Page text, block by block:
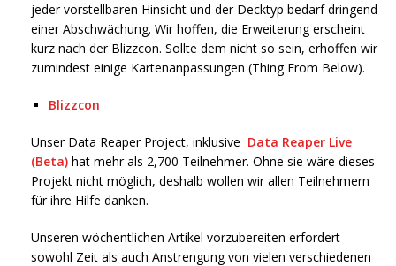
jeder vorstellbaren Hinsicht und der Decktyp bedarf dringend
einer Abschwächung. Wir hoffen, die Erweiterung erscheint
kurz nach der Blizzcon. Sollte dem nicht so sein, erhoffen wir
zumindest einige Kartenanpassungen (Thing From Below).
Blizzcon
Unser Data Reaper Project, inklusive Data Reaper Live
(Beta) hat mehr als 2,700 Teilnehmer. Ohne sie wäre dieses
Projekt nicht möglich, deshalb wollen wir allen Teilnehmern
für ihre Hilfe danken.
Unseren wöchentlichen Artikel vorzubereiten erfordert
sowohl Zeit als auch Anstrengung von vielen verschiedenen